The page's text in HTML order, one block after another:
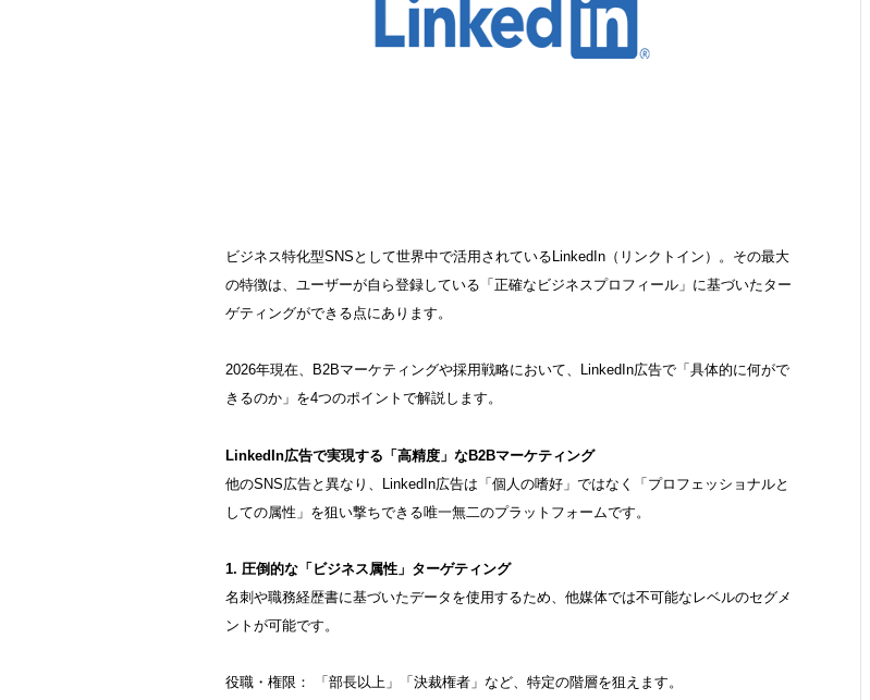
ビジネス特化型SNSとして世界中で活用されているLinkedIn（リンクトイン）。その最大
の特徴は、ユーザーが自ら登録している「正確なビジネスプロフィール」に基づいたター
ゲティングができる点にあります。
2026年現在、B2Bマーケティングや採用戦略において、LinkedIn広告で「具体的に何がで
きるのか」を4つのポイントで解説します。
LinkedIn広告で実現する「高精度」なB2Bマーケティング
他のSNS広告と異なり、LinkedIn広告は「個人の嗜好」ではなく「プロフェッショナルと
しての属性」を狙い撃ちできる唯一無二のプラットフォームです。
1. 圧倒的な「ビジネス属性」ターゲティング
名刺や職務経歴書に基づいたデータを使用するため、他媒体では不可能なレベルのセグメ
ントが可能です。
役職・権限： 「部長以上」「決裁権者」など、特定の階層を狙えます。